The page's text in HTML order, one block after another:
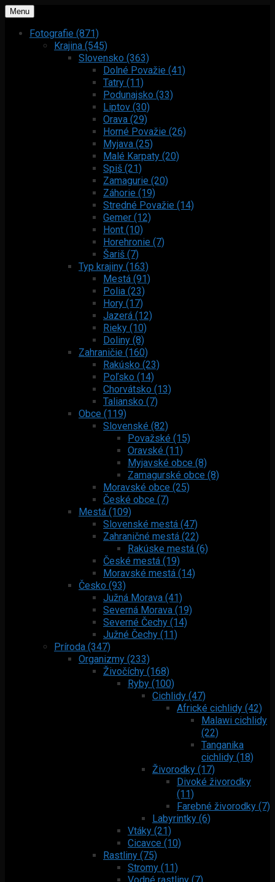
Menu
Fotografie (871)
Krajina (545)
Slovensko (363)
Dolné Považie (41)
Tatry (11)
Podunajsko (33)
Liptov (30)
Orava (29)
Horné Považie (26)
Myjava (25)
Malé Karpaty (20)
Spiš (21)
Zamagurie (20)
Záhorie (19)
Stredné Považie (14)
Gemer (12)
Hont (10)
Horehronie (7)
Šariš (7)
Typ krajiny (163)
Mestá (91)
Polia (23)
Hory (17)
Jazerá (12)
Rieky (10)
Doliny (8)
Zahraničie (160)
Rakúsko (23)
Poľsko (14)
Chorvátsko (13)
Taliansko (7)
Obce (119)
Slovenské (82)
Považské (15)
Oravské (11)
Myjavské obce (8)
Zamagurské obce (8)
Moravské obce (25)
České obce (7)
Mestá (109)
Slovenské mestá (47)
Zahraničné mestá (22)
Rakúske mestá (6)
České mestá (19)
Moravské mestá (14)
Česko (93)
Južná Morava (41)
Severná Morava (19)
Severné Čechy (14)
Južné Čechy (11)
Príroda (347)
Organizmy (233)
Živočíchy (168)
Ryby (100)
Cichlidy (47)
Africké cichlidy (42)
Malawi cichlidy
(22)
Tanganika
cichlidy (18)
Živorodky (17)
Divoké živorodky
(11)
Farebné živorodky (7)
Labyrintky (6)
Vtáky (21)
Cicavce (10)
Rastliny (75)
Stromy (11)